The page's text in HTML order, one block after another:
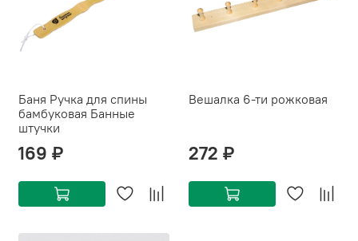
Баня Ручка для спины
бамбуковая Банные
штучки
169 ₽
Вешалка 6-ти рожковая
272 ₽